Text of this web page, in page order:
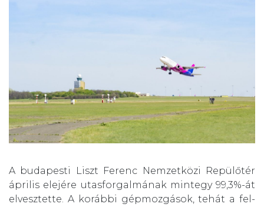
A budapesti Liszt Ferenc Nemzetközi Repülőtér
április elejére utasforgalmának mintegy 99,3%-át
elvesztette. A korábbi gépmozgások, tehát a fel-